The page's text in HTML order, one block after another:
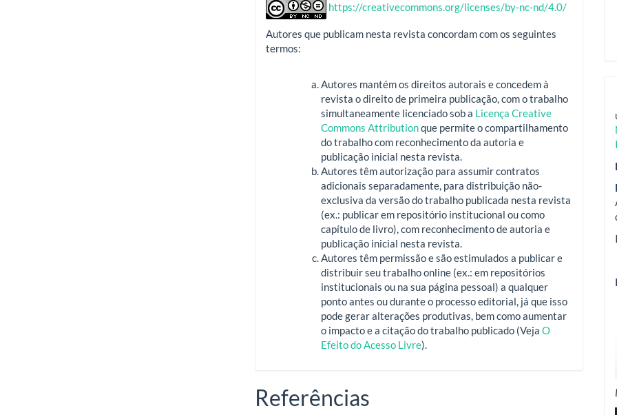
https://creativecommons.org/licenses/by-nc-nd/4.0/
Autores que publicam nesta revista concordam com os seguintes
termos:
Autores mantém os direitos autorais e concedem à
revista o direito de primeira publicação, com o trabalho
simultaneamente licenciado sob a Licença Creative
Commons Attributionque permite o compartilhamento
do trabalho com reconhecimento da autoria e
publicação inicial nesta revista.
Autores têm autorização para assumir contratos
adicionais separadamente, para distribuição não-
exclusiva da versão do trabalho publicada nesta revista
(ex.: publicar em repositório institucional ou como
capítulo de livro), com reconhecimento de autoria e
publicação inicial nesta revista.
Autores têm permissão e são estimulados a publicar e
distribuir seu trabalho online (ex.: em repositórios
institucionais ou na sua página pessoal) a qualquer
ponto antes ou durante o processo editorial, já que isso
pode gerar alterações produtivas, bem como aumentar
o impacto e a citação do trabalho publicado (VejaO
Efeito do Acesso Livre).
Referências